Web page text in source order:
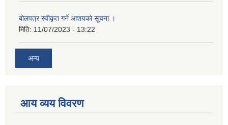
बोलपत्र स्वीकृत गर्ने आशयको सूचना ।
मिति: 11/07/2023 - 13:22
अन्य
आय व्यय विवरण